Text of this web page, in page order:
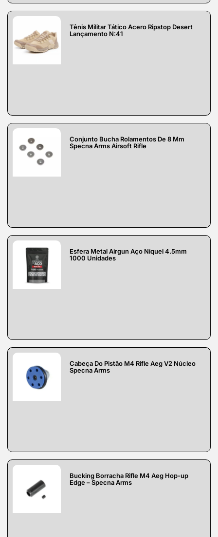
Tênis Militar Tático Acero Ripstop Desert
Lançamento N:41
Conjunto Bucha Rolamentos De 8 Mm
Specna Arms Airsoft Rifle
Esfera Metal Airgun Aço Níquel 4.5mm
1000 Unidades
Cabeça Do Pistão M4 Rifle Aeg V2 Núcleo
Specna Arms
Bucking Borracha Rifle M4 Aeg Hop-up
Edge – Specna Arms